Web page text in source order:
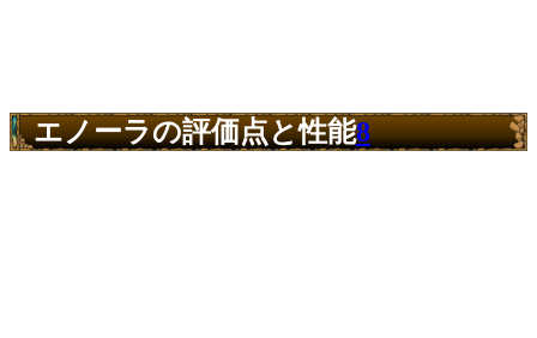
エノーラの評価点と性能8